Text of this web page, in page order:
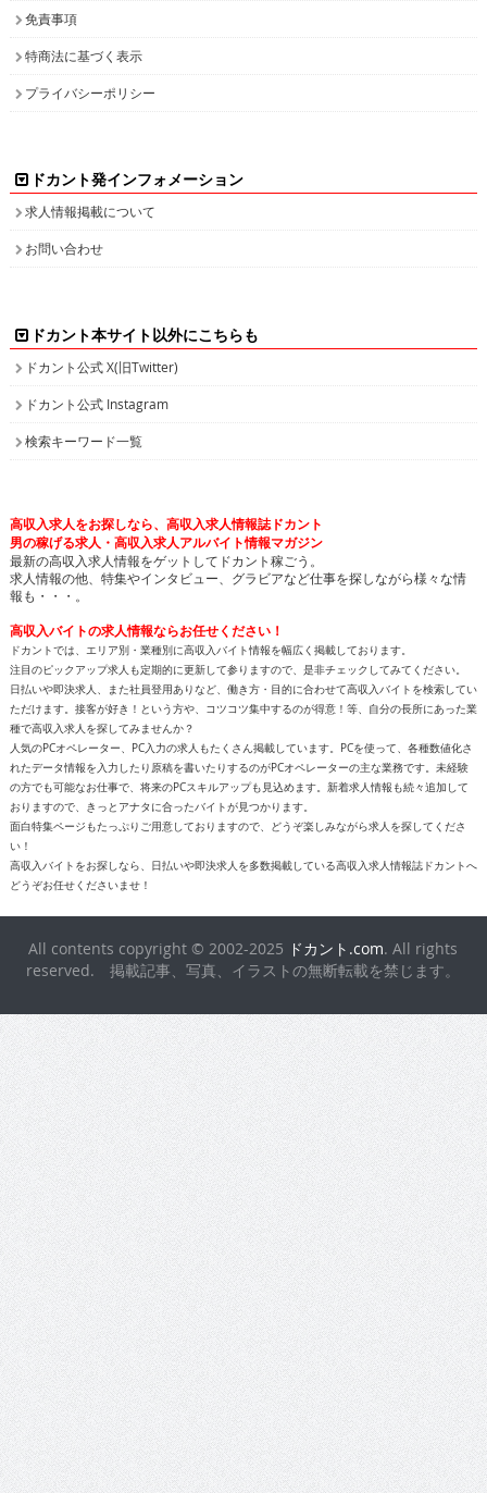
免責事項
特商法に基づく表示
プライバシーポリシー
ドカント発インフォメーション
求人情報掲載について
お問い合わせ
ドカント本サイト以外にこちらも
ドカント公式 X(旧Twitter)
ドカント公式 Instagram
検索キーワード一覧
高収入求人をお探しなら、高収入求人情報誌ドカント
男の稼げる求人・高収入求人アルバイト情報マガジン
最新の高収入求人情報をゲットしてドカント稼ごう。
求人情報の他、特集やインタビュー、グラビアなど仕事を探しながら様々な情
報も・・・。
高収入バイトの求人情報ならお任せください！
ドカントでは、エリア別・業種別に高収入バイト情報を幅広く掲載しております。
注目のピックアップ求人も定期的に更新して参りますので、是非チェックしてみてください。
日払いや即決求人、また社員登用ありなど、働き方・目的に合わせて高収入バイトを検索してい
ただけます。接客が好き！という方や、コツコツ集中するのが得意！等、自分の長所にあった業
種で高収入求人を探してみませんか？
人気のPCオペレーター、PC入力の求人もたくさん掲載しています。PCを使って、各種数値化さ
れたデータ情報を入力したり原稿を書いたりするのがPCオペレーターの主な業務です。未経験
の方でも可能なお仕事で、将来のPCスキルアップも見込めます。新着求人情報も続々追加して
おりますので、きっとアナタに合ったバイトが見つかります。
面白特集ページもたっぷりご用意しておりますので、どうぞ楽しみながら求人を探してくださ
い！
高収入バイトをお探しなら、日払いや即決求人を多数掲載している高収入求人情報誌ドカントへ
どうぞお任せくださいませ！
All contents copyright © 2002-2025 ドカント.com. All rights
reserved. 掲載記事、写真、イラストの無断転載を禁じます。